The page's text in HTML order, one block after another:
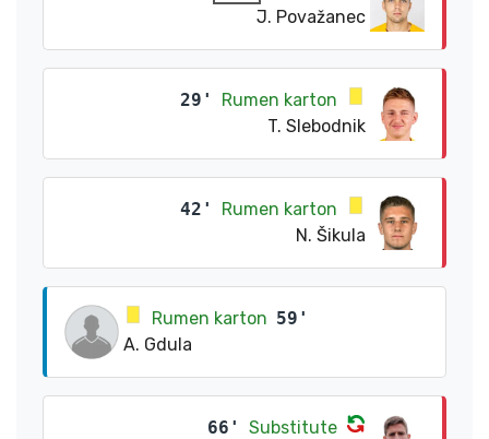
J. Považanec
29'
Rumen karton
T. Slebodnik
42'
Rumen karton
N. Šikula
Rumen karton 59'
A. Gdula
66' Substitute